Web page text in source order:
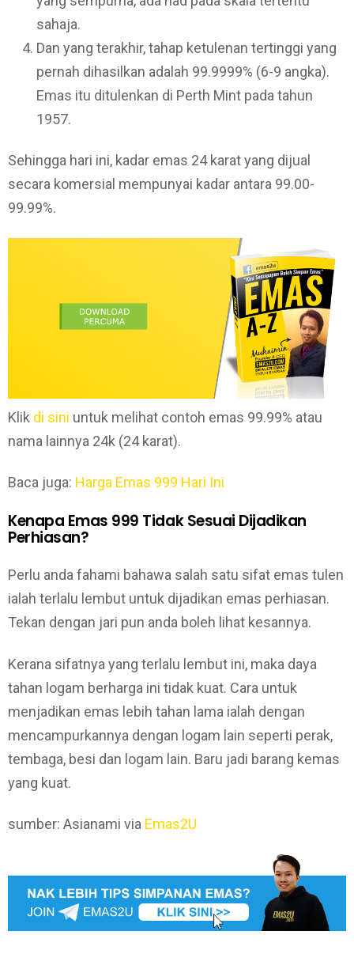
sahaja.
Dan yang terakhir, tahap ketulenan tertinggi yang
pernah dihasilkan adalah 99.9999% (6-9 angka).
Emas itu ditulenkan di Perth Mint pada tahun
1957.
Sehingga hari ini, kadar emas 24 karat yang dijual
secara komersial mempunyai kadar antara 99.00-
99.99%.
Klik di sini untuk melihat contoh emas 99.99% atau
nama lainnya 24k (24 karat).
Baca juga: Harga Emas 999 Hari Ini
Kenapa Emas 999 Tidak Sesuai Dijadikan
Perhiasan?
Perlu anda fahami bahawa salah satu sifat emas tulen
ialah terlalu lembut untuk dijadikan emas perhiasan.
Tekan dengan jari pun anda boleh lihat kesannya.
Kerana sifatnya yang terlalu lembut ini, maka daya
tahan logam berharga ini tidak kuat. Cara untuk
menjadikan emas lebih tahan lama ialah dengan
mencampurkannya dengan logam lain seperti perak,
tembaga, besi dan logam lain. Baru jadi barang kemas
yang kuat.
sumber: Asianami via Emas2U